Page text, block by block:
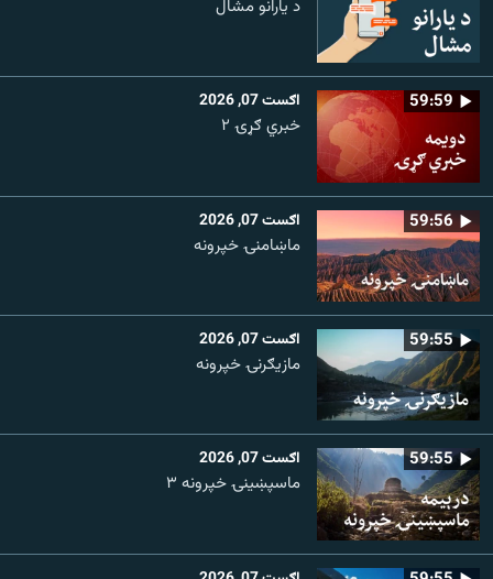
د یارانو مشال
59:59 اګست 07, 2026
خبري ګړۍ ۲
59:56 اګست 07, 2026
ماښامنۍ خپرونه
59:55 اګست 07, 2026
مازیګرنۍ خپرونه
59:55 اګست 07, 2026
ماسپښینۍ خپرونه ۳